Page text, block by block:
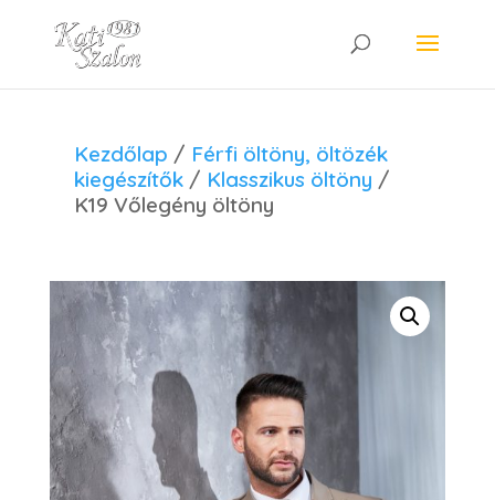
Kezdőlap / Férfi öltöny, öltözék
kiegészítők / Klasszikus öltöny /
K19 Vőlegény öltöny